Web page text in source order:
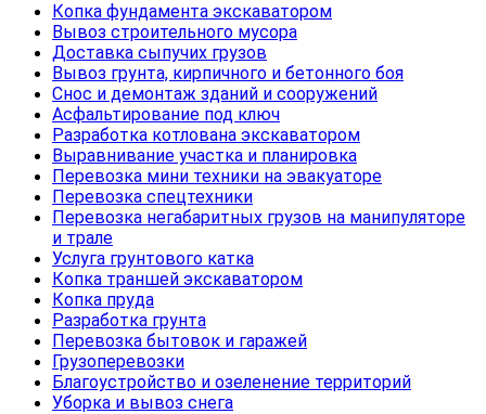
Копка фундамента экскаватором
Вывоз строительного мусора
Доставка сыпучих грузов
Вывоз грунта, кирпичного и бетонного боя
Снос и демонтаж зданий и сооружений
Асфальтирование под ключ
Разработка котлована экскаватором
Выравнивание участка и планировка
Перевозка мини техники на эвакуаторе
Перевозка спецтехники
Перевозка негабаритных грузов на манипуляторе
и трале
Услуга грунтового катка
Копка траншей экскаватором
Копка пруда
Разработка грунта
Перевозка бытовок и гаражей
Грузоперевозки
Благоустройство и озеленение территорий
Уборка и вывоз снега